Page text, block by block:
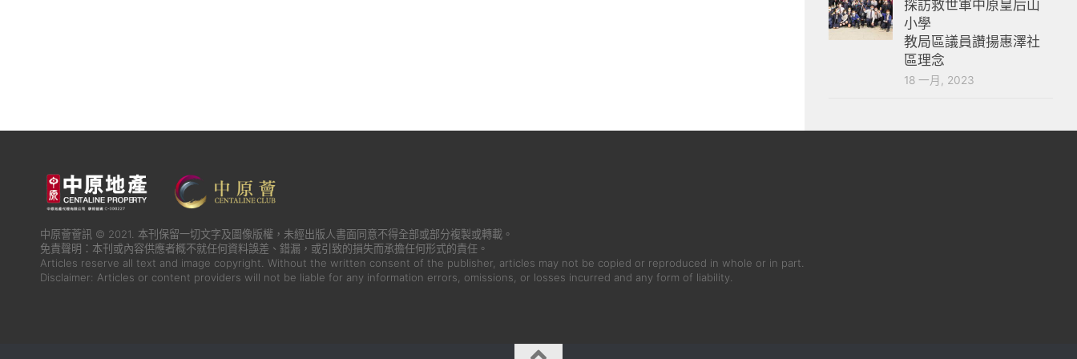
探訪救世軍中原皇后山
小學
教局區議員讚揚惠澤社
區理念
18 一月, 2023
中原薈薈訊 © 2021. 本刊保留一切文字及圖像版權，未經出版人書面同意不得全部或部分複製或轉載。
免責聲明：本刊或內容供應者概不就任何資料誤差、錯漏，或引致的損失而承擔任何形式的責任。
Articles reserve all text and image copyright. Without the written consent of the publisher, articles may not be copied or reproduced in whole or in part.
Disclaimer: Articles or content providers will not be liable for any information errors, omissions, or losses incurred and any form of liability.